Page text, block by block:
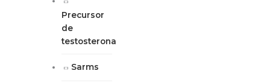
Precursor
de
testosterona
Sarms